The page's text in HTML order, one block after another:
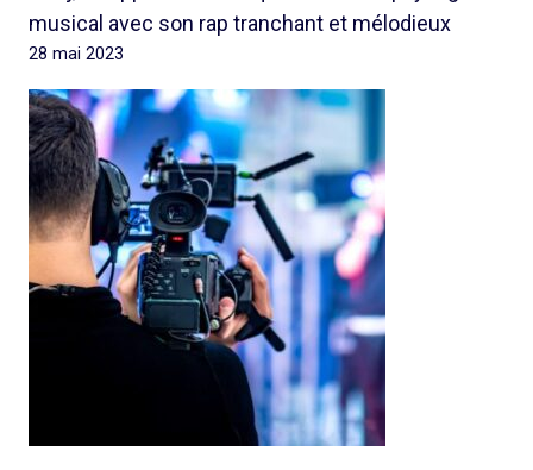
musical avec son rap tranchant et mélodieux
28 mai 2023